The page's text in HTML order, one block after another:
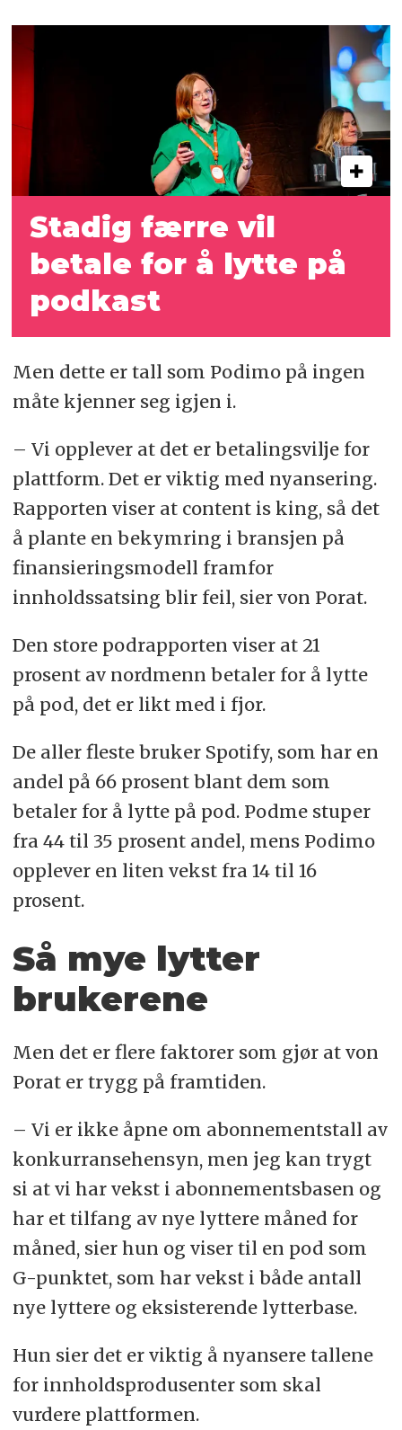
Stadig færre vil
betale for å lytte på
podkast
Men dette er tall som Podimo på ingen
måte kjenner seg igjen i.
– Vi opplever at det er betalingsvilje for
plattform. Det er viktig med nyansering.
Rapporten viser at content is king, så det
å plante en bekymring i bransjen på
finansieringsmodell framfor
innholdssatsing blir feil, sier von Porat.
Den store podrapporten viser at 21
prosent av nordmenn betaler for å lytte
på pod, det er likt med i fjor.
De aller fleste bruker Spotify, som har en
andel på 66 prosent blant dem som
betaler for å lytte på pod. Podme stuper
fra 44 til 35 prosent andel, mens Podimo
opplever en liten vekst fra 14 til 16
prosent.
Så mye lytter
brukerene
Men det er flere faktorer som gjør at von
Porat er trygg på framtiden.
– Vi er ikke åpne om abonnementstall av
konkurransehensyn, men jeg kan trygt
si at vi har vekst i abonnementsbasen og
har et tilfang av nye lyttere måned for
måned, sier hun og viser til en pod som
G-punktet, som har vekst i både antall
nye lyttere og eksisterende lytterbase.
Hun sier det er viktig å nyansere tallene
for innholdsprodusenter som skal
vurdere plattformen.